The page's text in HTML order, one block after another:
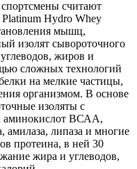
считают
Hydro Whey
мышц,
изолят сывороточного
жиров и
сложных технологий
на мелкие частицы,
организмом. В основе
изоляты с
аминокислот ВСАА,
амилаза, липаза и многие
протеина, в ней 30
жира и углеводов,